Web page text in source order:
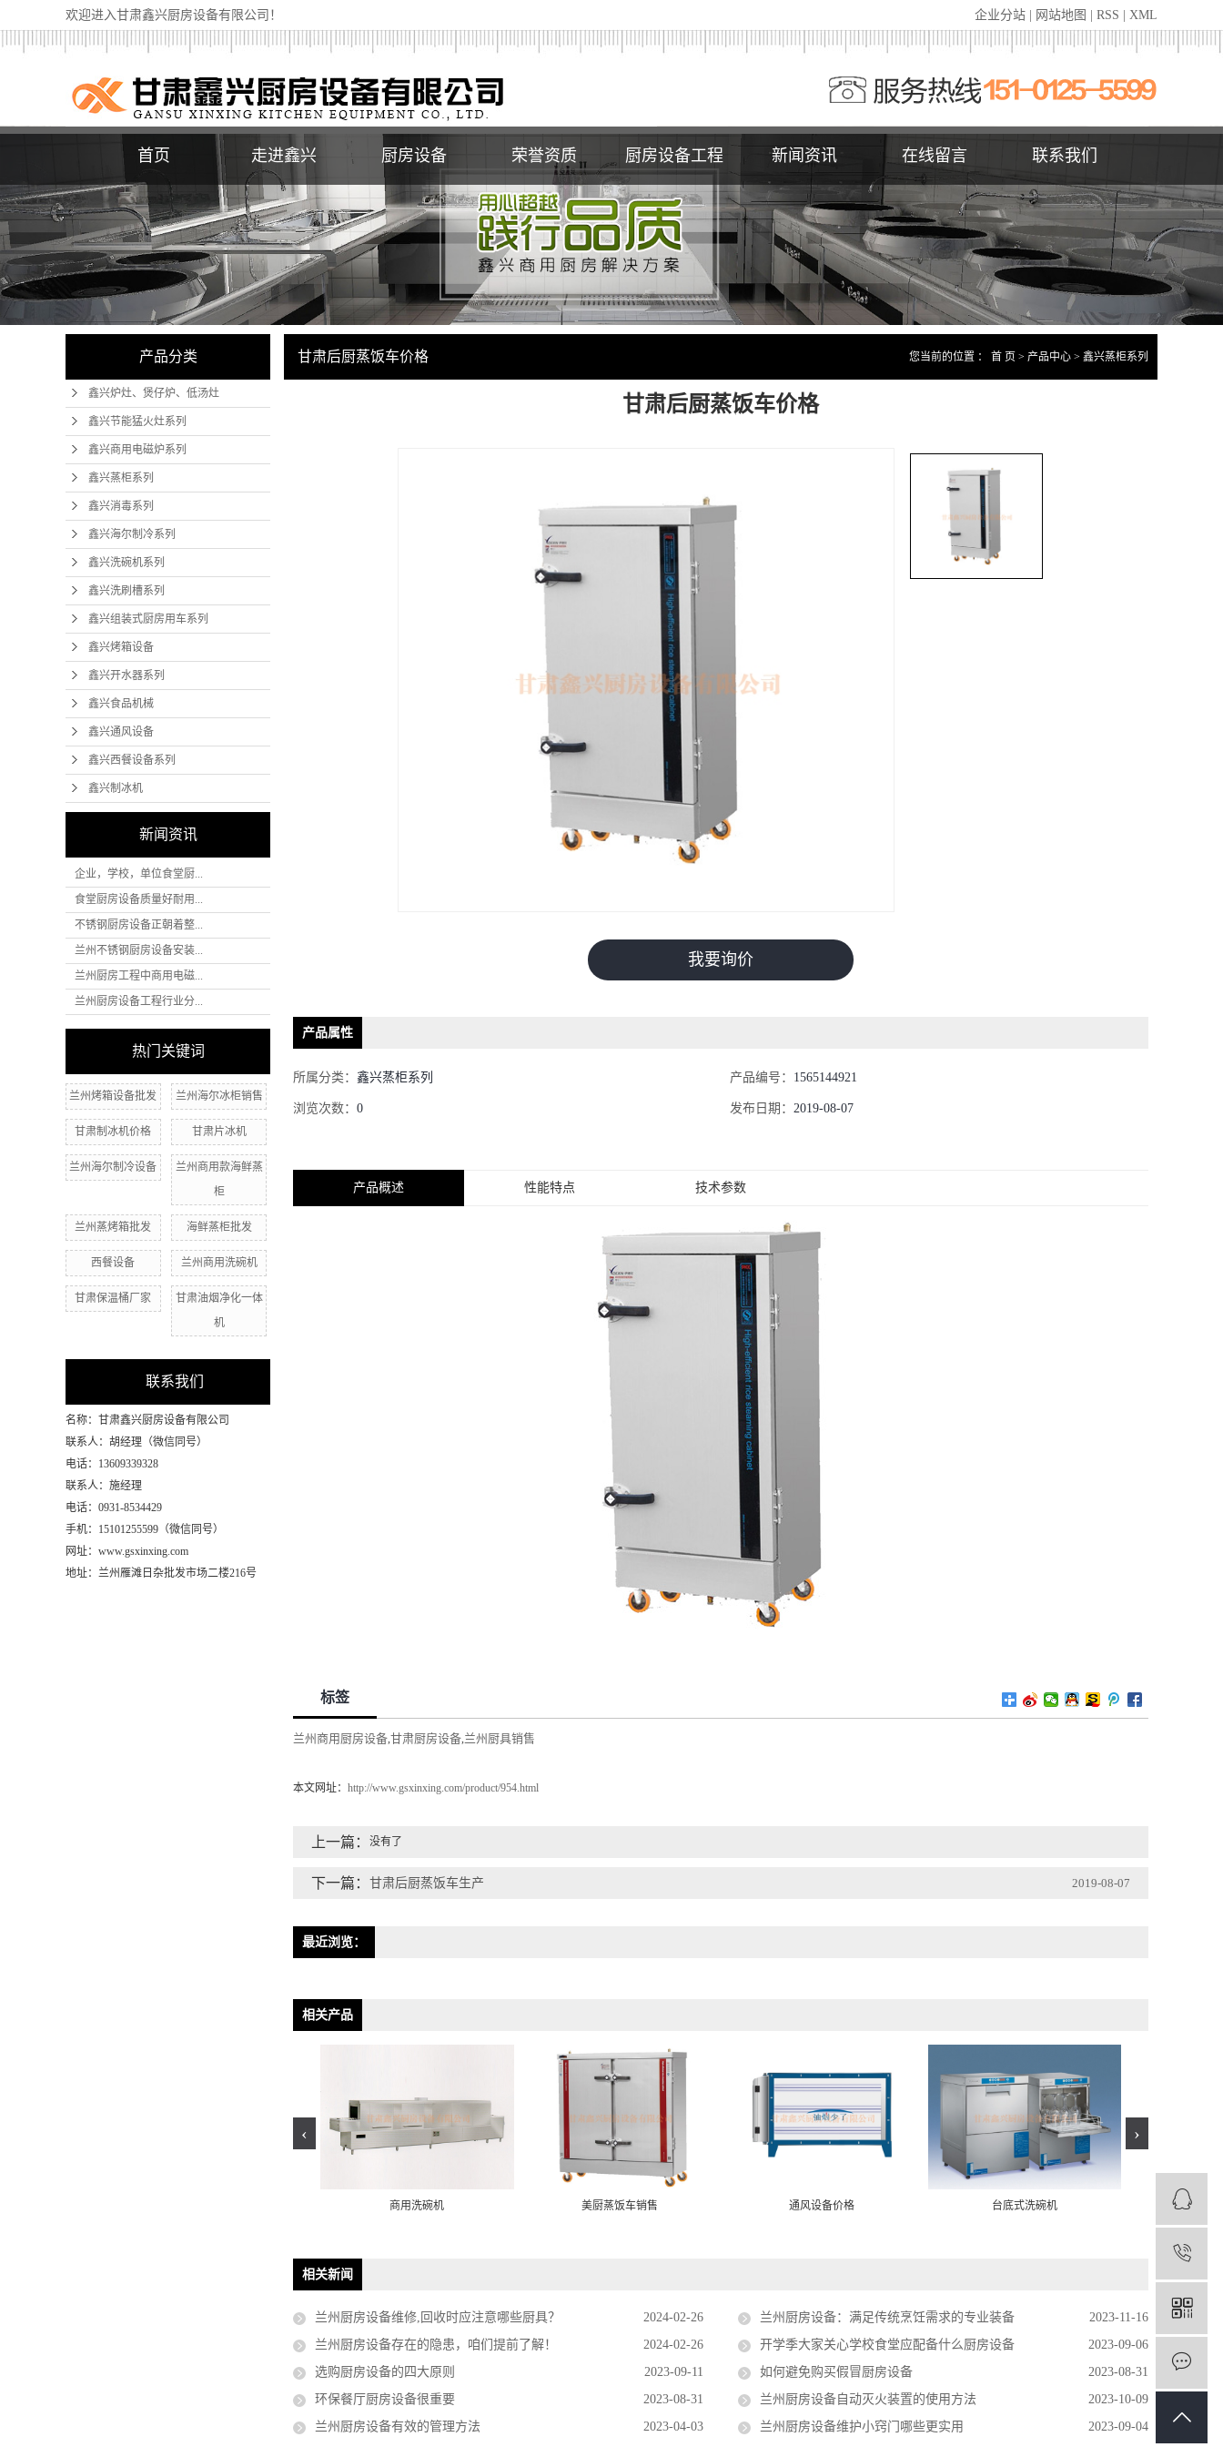
欢迎进入甘肃鑫兴厨房设备有限公司！ 企业分站 网站地图 RSS XML
首页 走进鑫兴 厨房设备
炉灶、煲仔炉、
低汤灶
荣誉资质 厨房设备工程 新闻资讯 在线留言 联系我们
产品分类
鑫兴炉灶、煲仔炉、低汤灶
鑫兴节能猛火灶系列
鑫兴商用电磁炉系列
鑫兴蒸柜系列
鑫兴消毒系列
鑫兴海尔制冷系列
鑫兴洗碗机系列
鑫兴洗刷槽系列
鑫兴组装式厨房用车系列
鑫兴烤箱设备
鑫兴开水器系列
鑫兴食品机械
鑫兴通风设备
鑫兴西餐设备系列
鑫兴制冰机
新闻资讯
企业，学校，单位食堂厨...
食堂厨房设备质量好耐用...
不锈钢厨房设备正朝着整...
兰州不锈钢厨房设备安装...
兰州厨房工程中商用电磁...
兰州厨房设备工程行业分...
热门关键词
兰州烤箱设备批发 兰州海尔冰柜销售
甘肃制冰机价格 甘肃片冰机
兰州海尔制冷设备
兰州商用款海鲜蒸
柜
兰州蒸烤箱批发 海鲜蒸柜批发
西餐设备 兰州商用洗碗机
甘肃保温桶厂家
甘肃油烟净化一体
机
联系我们
名称：甘肃鑫兴厨房设备有限公司
联系人：胡经理（微信同号）
电话：13609339328
联系人：施经理
电话：0931-8534429
手机：15101255599（微信同号）
网址：www.gsxinxing.com
地址：兰州雁滩日杂批发市场二楼216号
甘肃后厨蒸饭车价格 您当前的位置 ： 首 页 > 产品中心 > 鑫兴蒸柜系列
甘肃后厨蒸饭车价格
我要询价
产品属性
所属分类：鑫兴蒸柜系列 产品编号： 1565144921
浏览次数：0 发布日期： 2019-08-07
产品概述 性能特点 技术参数
标签
兰州商用厨房设备,甘肃厨房设备,兰州厨具销售
本文网址： http://www.gsxinxing.com/product/954.html
上一篇： 没有了
下一篇： 甘肃后厨蒸饭车生产 2019-08-07
最近浏览：
相关产品
商用洗碗机 美厨蒸饭车销售 通风设备价格 台底式洗碗机
‹ ›
相关新闻
兰州厨房设备维修,回收时应注意哪些厨具？ 2024-02-26 兰州厨房设备：满足传统烹饪需求的专业装备
2023-11-16
兰州厨房设备存在的隐患，咱们提前了解！
2024-02-26 开学季大家关心学校食堂应配备什么厨房设备
2023-09-06
选购厨房设备的四大原则
2023-09-11 如何避免购买假冒厨房设备
2023-08-31
环保餐厅厨房设备很重要
2023-08-31 兰州厨房设备自动灭火装置的使用方法
2023-10-09
兰州厨房设备有效的管理方法
2023-04-03 兰州厨房设备维护小窍门哪些更实用 2023-09-04